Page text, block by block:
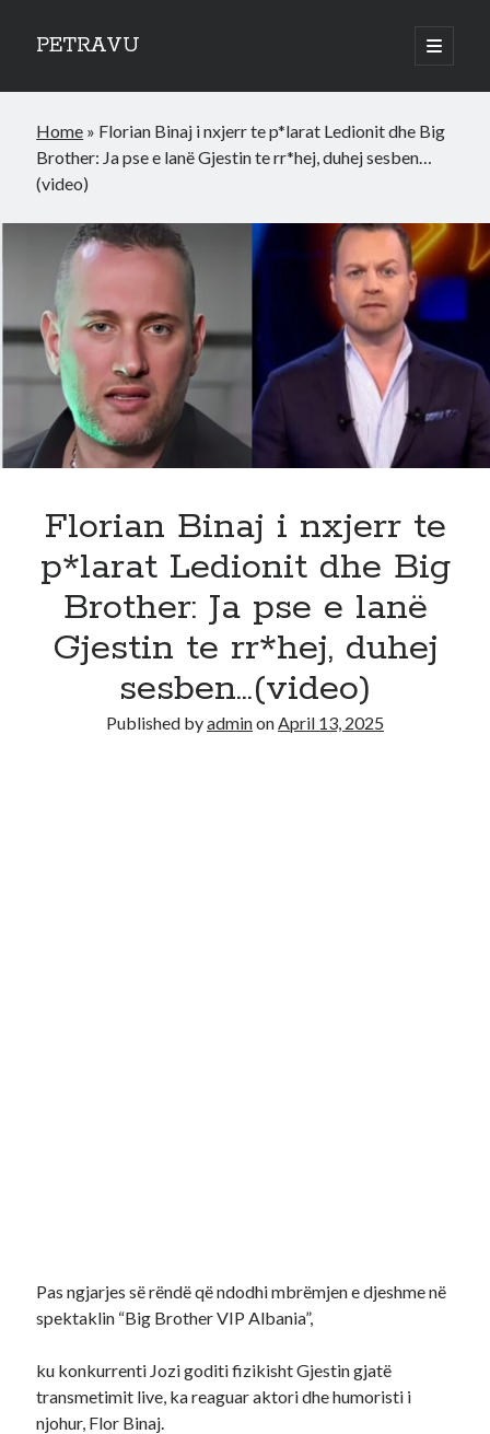
PETRAVU
open
primary
Sidebar
Bank
Credit Cards
Uncategorized
Home » Florian Binaj i nxjerr te p*larat Ledionit dhe Big
Brother: Ja pse e lanë Gjestin te rr*hej, duhej sesben…
(video)
Florian Binaj i nxjerr te
p*larat Ledionit dhe Big
Brother: Ja pse e lanë
Gjestin te rr*hej, duhej
sesben…(video)
Published byadminonApril 13, 2025
Pas ngjarjes së rëndë që ndodhi mbrëmjen e djeshme në
spektaklin “Big Brother VIP Albania”,
ku konkurrenti Jozi goditi fizikisht Gjestin gjatë
transmetimit live, ka reaguar aktori dhe humoristi i
njohur, Flor Binaj.